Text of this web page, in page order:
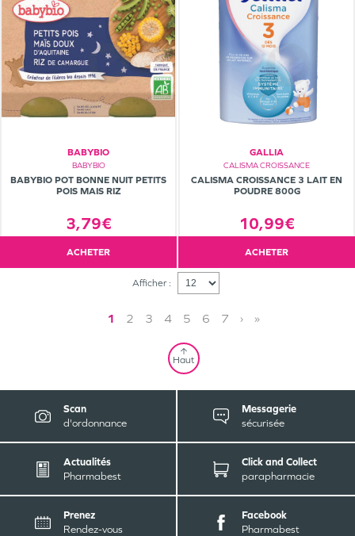
BABYBIO
BABYBIO
BABYBIO POT BONNE NUIT PETITS
POIS MAIS RIZ
3,79€
ACHETER
GALLIA
CALISMA CROISSANCE
CALISMA CROISSANCE 3 LAIT EN
POUDRE 800G
10,99€
ACHETER
Afficher :
1 2 3 4 5 6 7 › »
Haut
Scan
d'ordonnance
Messagerie
sécurisée
Actualités
Pharmabest
Click and Collect
parapharmacie
Prenez
Rendez-vous
Facebook
Pharmabest